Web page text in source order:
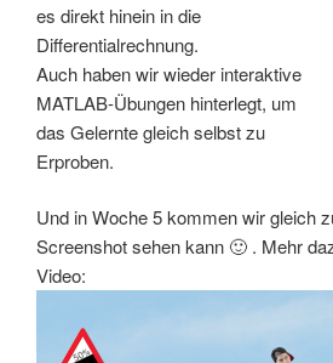
es direkt hinein in die
Differentialrechnung.
Auch haben wir wieder interaktive
MATLAB-Übungen hinterlegt, um
das Gelernte gleich selbst zu
Erproben.
Und in Woche 5 kommen wir gleich
Screenshot sehen kann 🙂 . Mehr
Video: